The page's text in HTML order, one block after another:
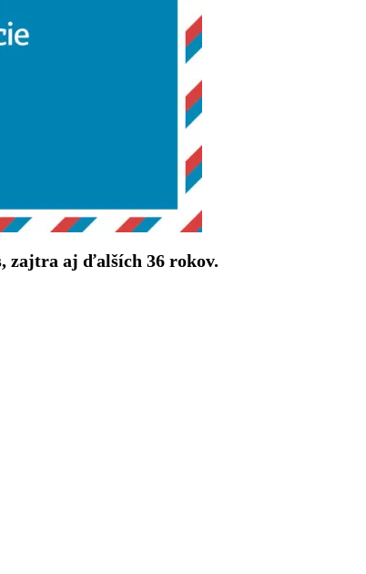
zajtra aj ďalších 36 rokov.